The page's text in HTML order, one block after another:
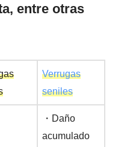
entre otras
Verrugas
seniles
・Daño
acumulado